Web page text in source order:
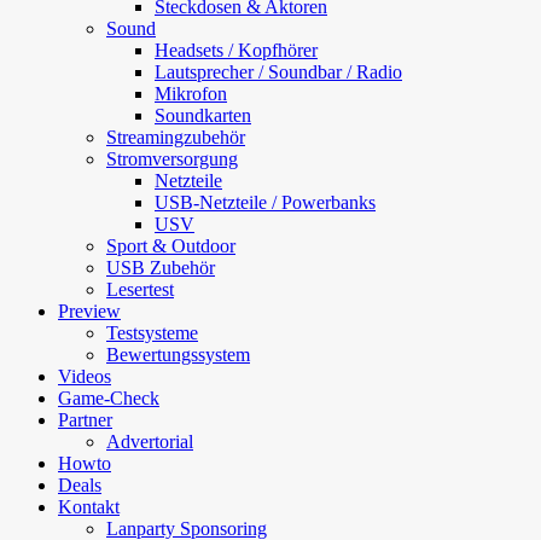
Steckdosen & Aktoren
Sound
Headsets / Kopfhörer
Lautsprecher / Soundbar / Radio
Mikrofon
Soundkarten
Streamingzubehör
Stromversorgung
Netzteile
USB-Netzteile / Powerbanks
USV
Sport & Outdoor
USB Zubehör
Lesertest
Preview
Testsysteme
Bewertungssystem
Videos
Game-Check
Partner
Advertorial
Howto
Deals
Kontakt
Lanparty Sponsoring